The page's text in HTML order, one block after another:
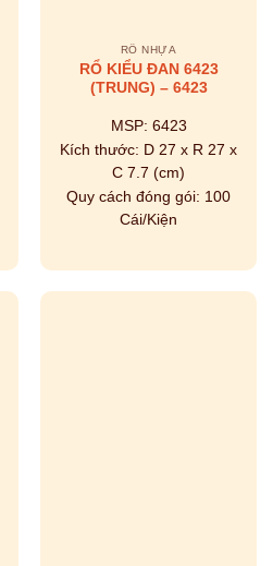
RỔ NHỰA
RỔ KIỂU ĐAN 6423
(TRUNG) – 6423
MSP: 6423
Kích thước: D 27 x R 27 x
C 7.7 (cm)
Quy cách đóng gói: 100
Cái/Kiện